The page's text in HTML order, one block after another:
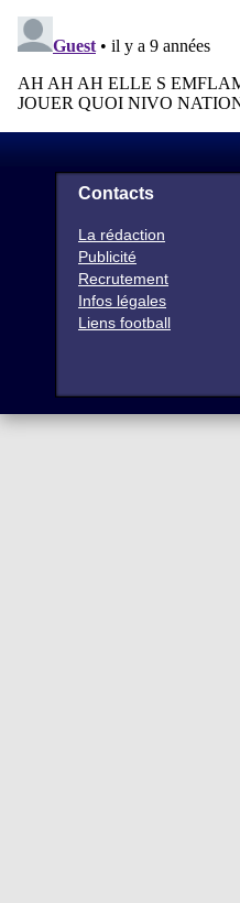
Contacts
La rédaction
Publicité
Recrutement
Infos légales
Liens football